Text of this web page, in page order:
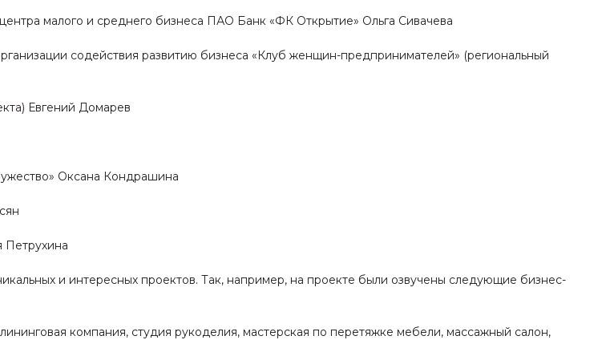
малого и среднего бизнеса ПАО Банк «ФК Открытие» Ольга Сивачева
содействия развитию бизнеса «Клуб женщин-предпринимателей» (региональный
Евгений Домарев
Оксана Кондрашина
Петрухина
и интересных проектов. Так, например, на проекте были озвучены следующие бизнес-
компания, студия рукоделия, мастерская по перетяжке мебели, массажный салон,